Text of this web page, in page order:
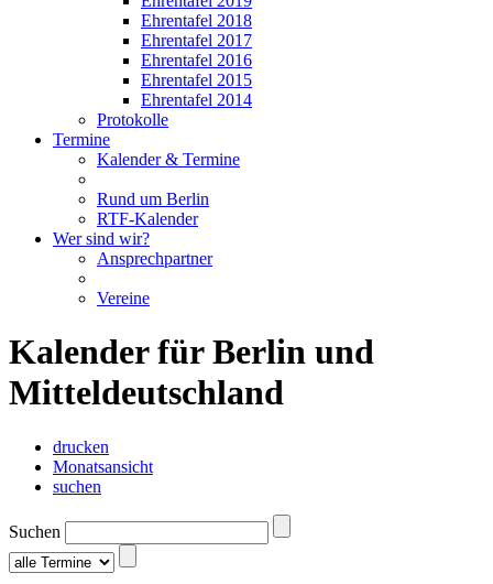
Ehrentafel 2018
Ehrentafel 2017
Ehrentafel 2016
Ehrentafel 2015
Ehrentafel 2014
Protokolle
Termine
Kalender & Termine
Rund um Berlin
RTF-Kalender
Wer sind wir?
Ansprechpartner
Vereine
Kalender für Berlin und
Mitteldeutschland
drucken
Monatsansicht
suchen
Suchen